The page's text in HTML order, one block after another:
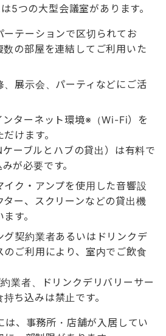
5つの大型会議室があります。
ーテーションで区切られてお
数の部屋を連結してご利用いた
、展示会、パーティなどにご活
ンターネット環境※（Wi-Fi）を
けます。
ーブルとハブの貸出）は有料で
が必要です。
イク・アンプを使用した音響設
ター、スクリーンなどの貸出機
す。
グ契約業者あるいはドリンクデ
のご利用により、室内でご飲食
業者、ドリンクデリバリーサー
ち込みは禁止です。
は、事務所・店舗が入居してい